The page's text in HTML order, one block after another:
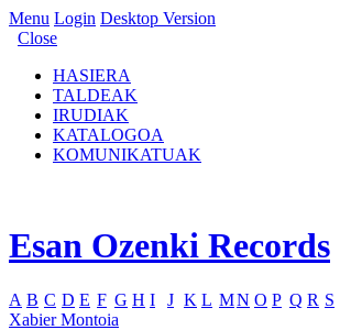
Menu Login Desktop Version
Close
HASIERA
TALDEAK
IRUDIAK
KATALOGOA
KOMUNIKATUAK
Esan Ozenki Records
A B C D E F G H I J K L MN O P Q R S
Xabier Montoia